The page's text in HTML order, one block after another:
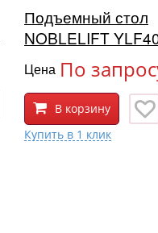
Подъемный стол
NOBLELIFT
Цена По
В корзину